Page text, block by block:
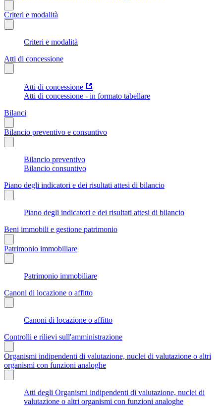
Criteri e modalità
Criteri e modalità
Atti di concessione
Atti di concessione
Atti di concessione - in formato tabellare
Bilanci
Bilancio preventivo e consuntivo
Bilancio preventivo
Bilancio consuntivo
Piano degli indicatori e dei risultati attesi di bilancio
Piano degli indicatori e dei risultati attesi di bilancio
Beni immobili e gestione patrimonio
Patrimonio immobiliare
Patrimonio immobiliare
Canoni di locazione o affitto
Canoni di locazione o affitto
Controlli e rilievi sull'amministrazione
Organismi indipendenti di valutazione, nuclei di valutazione o altri
organismi con funzioni analoghe
Atti degli Organismi indipendenti di valutazione, nuclei di
valutazione o altri organismi con funzioni analoghe